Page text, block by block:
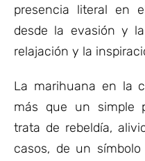
presencia literal en
desde la evasión y
relajación y la
La marihuana en la
más que un simple
trata de rebeldía,
casos, de un